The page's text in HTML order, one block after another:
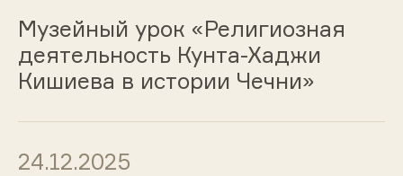
Музейный урок «Религиозная
деятельность Кунта-Хаджи
Кишиева в истории Чечни»
24.12.2025